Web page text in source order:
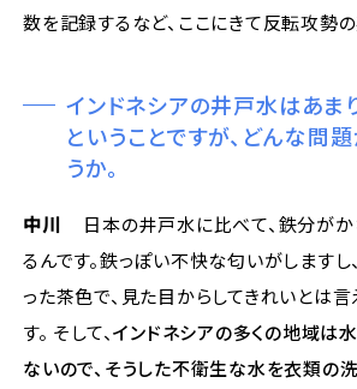
数を記録するなど、ここにきて反転攻勢
インドネシアの井戸水はあま
ということですが、どんな問
うか。
中川
日本の井戸水に比べて、鉄分が
るんです。鉄っぽい不快な匂いがしますし
った茶色で、見た目からしてきれいとは
す。 そして、インドネシアの多くの地域は
ないので、そうした不衛生な水を衣類の